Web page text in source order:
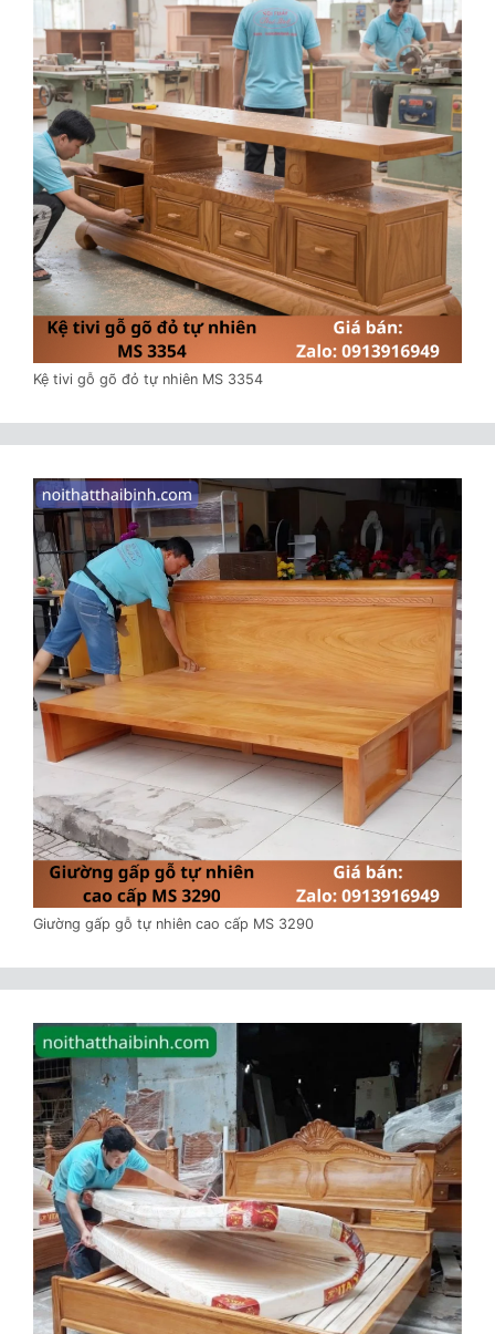
Kệ tivi gỗ gõ đỏ tự nhiên MS 3354
Giường gấp gỗ tự nhiên cao cấp MS 3290